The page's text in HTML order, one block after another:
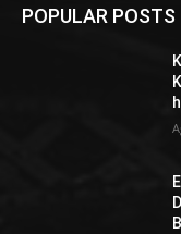
POPULAR POSTS